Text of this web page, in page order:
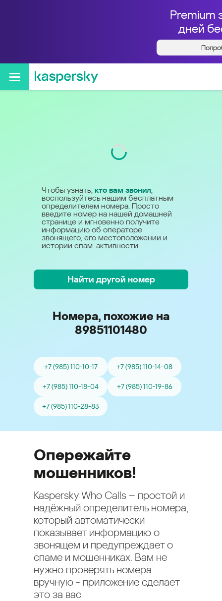
Premium
дней
Кто звонил с номера
+79851101480
Чтобы узнать, кто вам звонил,
воспользуйтесь нашим бесплатным
определителем номера. Просто
введите номер на нашей домашней
странице и мгновенно получите
информацию об операторе
звонящего, его местоположении и
истории спам-активности
Найти другой номер
Номера, похожие на
89851101480
+7 (985) 110-10-17 +7 (985) 110-14-08
+7 (985) 110-18-04 +7 (985) 110-19-86
+7 (985) 110-28-83
Опережайте
мошенников!
Kaspersky Who Calls – простой и
надёжный определитель номера,
который автоматически
показывает информацию о
звонящем и предупреждает о
спаме и мошенниках. Вам не
нужно проверять номера
вручную - приложение сделает
это за вас